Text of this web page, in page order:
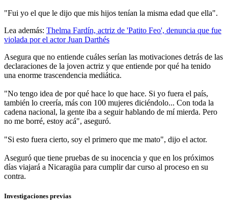
"Fui yo el que le dijo que mis hijos tenían la misma edad que ella".
Lea además: Thelma Fardín, actriz de 'Patito Feo', denuncia que fue
violada por el actor Juan Darthés
Asegura que no entiende cuáles serían las motivaciones detrás de las
declaraciones de la joven actriz y que entiende por qué ha tenido
una enorme trascendencia mediática.
"No tengo idea de por qué hace lo que hace. Si yo fuera el país,
también lo creería, más con 100 mujeres diciéndolo... Con toda la
cadena nacional, la gente iba a seguir hablando de mí mierda. Pero
no me ​borré, estoy acá", aseguró.
"Si esto fuera cierto, soy el primero que me mato", dijo el actor.
Aseguró que tiene pruebas de su inocencia y que en los próximos
días viajará a Nicaragüa para cumplir dar curso al proceso en su
contra.
Investigaciones previas